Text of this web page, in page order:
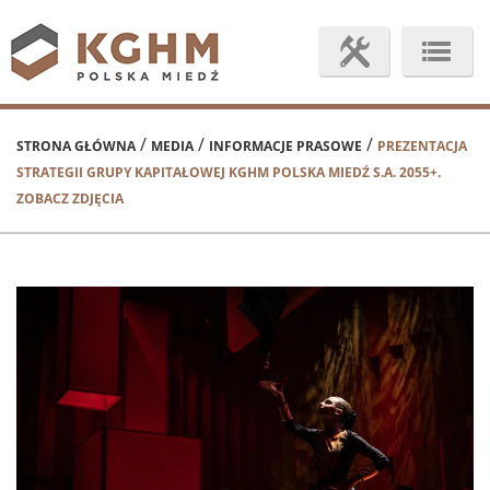
STRONA GŁÓWNA/ MEDIA/ INFORMACJE PRASOWE / PREZENTACJA
STRATEGII GRUPY KAPITAŁOWEJ KGHM POLSKA MIEDŹ S.A. 2055+.
ZOBACZ ZDJĘCIA